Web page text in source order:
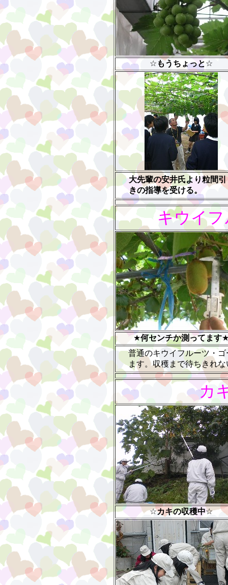
☆ もうちょっと☆
大先輩の安井氏より粒間引
きの指導を受ける。
キウイ
★何センチか測ってます
普通のキウイフルーツ・
ます。収穫まで待ちきれ
カ
☆カキの収穫中☆